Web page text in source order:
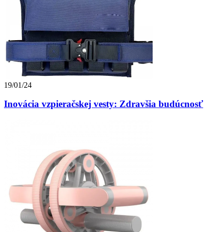
19/01/24
Inovácia vzpieračskej vesty: Zdravšia budúcnosť